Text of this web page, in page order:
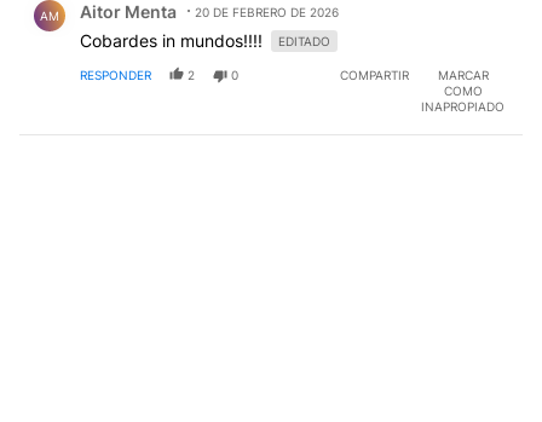
AM Aitor Menta 20 DE FEBRERO DE 2026
Cobardes in mundos!!!! EDITADO
RESPONDER 2 0 COMPARTIR
MARCAR
COMO
INAPROPIADO